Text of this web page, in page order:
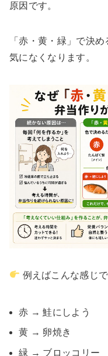
原因です。
「赤・黄・緑」で決
気になくなります。
例えばこんな感じ
赤 → 鮭にしよう
黄 → 卵焼き
緑 → ブロッコリー